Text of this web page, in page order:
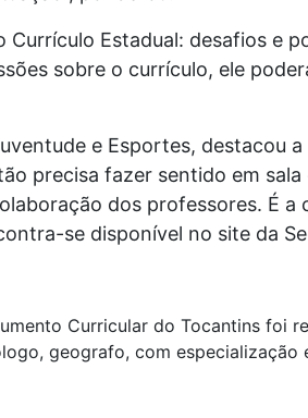
Estadual: desafios e
sobre o currículo, ele
e Esportes, destacou
precisa fazer sentido em
dos professores. É
se disponível no site da
Curricular do Tocantins foi
geografo, com